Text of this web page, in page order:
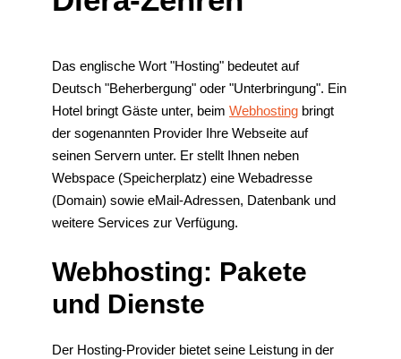
Das englische Wort "Hosting" bedeutet auf
Deutsch "Beherbergung" oder "Unterbringung". Ein
Hotel bringt Gäste unter, beim Webhosting bringt
der sogenannten Provider Ihre Webseite auf
seinen Servern unter. Er stellt Ihnen neben
Webspace (Speicherplatz) eine Webadresse
(Domain) sowie eMail-Adressen, Datenbank und
weitere Services zur Verfügung.
Webhosting: Pakete
und Dienste
Der Hosting-Provider bietet seine Leistung in der